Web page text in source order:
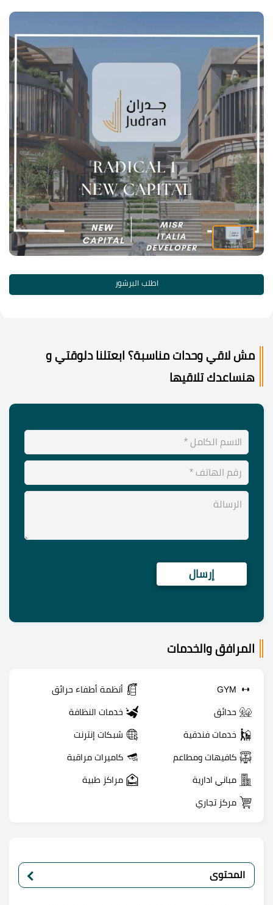
اطلب البرشور
مش لاقي وحدات مناسبة؟ ابعتلنا دلوقتي و
هنساعدك تلاقيها
المرافق والخدمات
GYM أنظمة أطفاء حرائق
حدائق خدمات النظافة
خدمات فندقية شبكات إنترنت
كافيهات ومطاعم كاميرات مراقبة
مباني ادارية مراكز طبية
مركز تجاري
المحتوى